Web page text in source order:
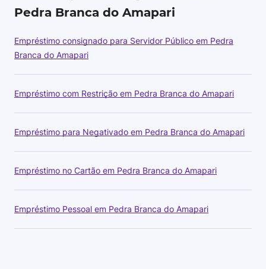
Pedra Branca do Amapari
Empréstimo consignado para Servidor Público em Pedra
Branca do Amapari
Empréstimo com Restrição em Pedra Branca do Amapari
Empréstimo para Negativado em Pedra Branca do Amapari
Empréstimo no Cartão em Pedra Branca do Amapari
Empréstimo Pessoal em Pedra Branca do Amapari